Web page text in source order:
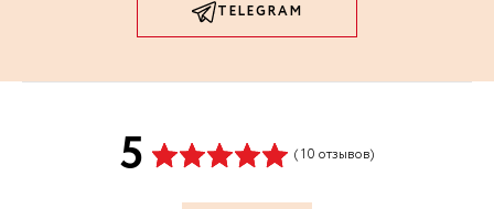
TELEGRAM
5 ( 10 отзывов)